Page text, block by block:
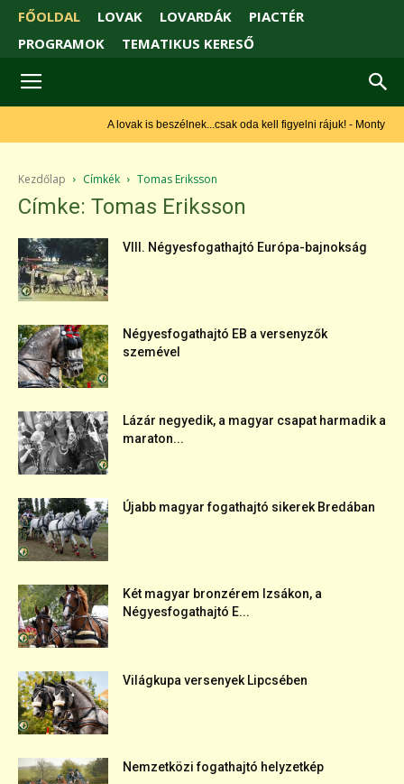
FŐOLDAL LOVAK LOVARDÁK
PIACTÉR
PROGRAMOK
TEMATIKUS KERESŐ
A lovak is beszélnek...csak oda kell figyelni rájuk! - Monty Roberts
Kezdőlap Címkék Tomas Eriksson
Címke: Tomas Eriksson
VIII. Négyesfogathajtó Európa-bajnokság
Négyesfogathajtó EB a versenyzők
szemével
Lázár negyedik, a magyar csapat harmadik a
maraton...
Újabb magyar fogathajtó sikerek Bredában
Két magyar bronzérem Izsákon, a
Négyesfogathajtó E...
Világkupa versenyek Lipcsében
Nemzetközi fogathajtó helyzetkép